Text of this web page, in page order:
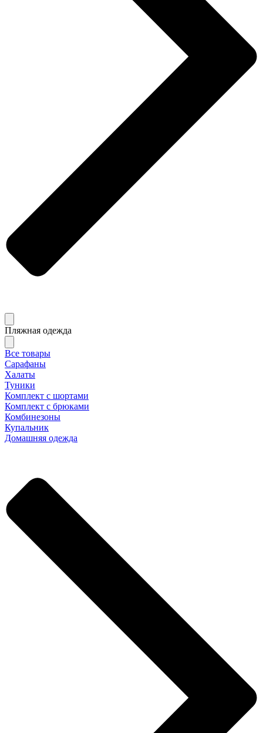
Пляжная одежда
Все товары
Сарафаны
Халаты
Туники
Комплект с шортами
Комплект с брюками
Комбинезоны
Купальник
Домашняя одежда